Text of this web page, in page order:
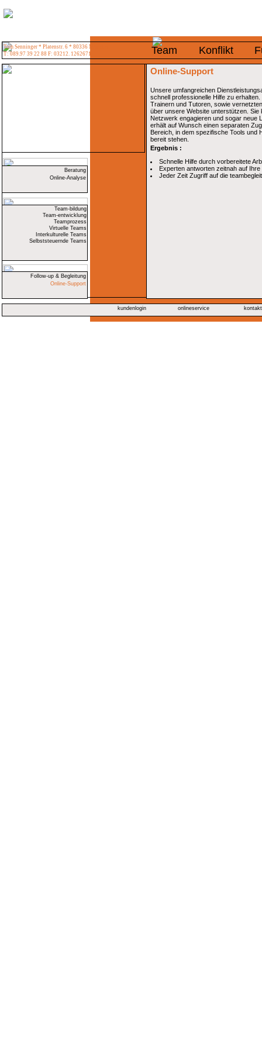
Tom Senninger * Platenstr. 6 * 80336 München
T: 089.97 39 22 88 F: 03212. 1262671
Team Konflikt
Online-Support
Unsere umfangreichen
schnell professionelle Hilfe zu
Trainern und Tutoren, sowie
über unsere Website unterstützen.
Netzwerk engagieren und sogar neue
erhält auf Wunsch einen separaten
Bereich, in dem spezifische Tools und
bereit stehen.
Ergebnis :
Schnelle Hilfe durch vorbereitete
Experten antworten zeitnah auf Ihre
Jeder Zeit Zugriff auf die
Beratung
Online-Analyse
Team-bildung
Team-entwicklung
Teamprozess
Virtuelle Teams
Interkulturelle Teams
Selbststeuernde Teams
Follow-up & Begleitung
Online-Support
kundenlogin onlineservice